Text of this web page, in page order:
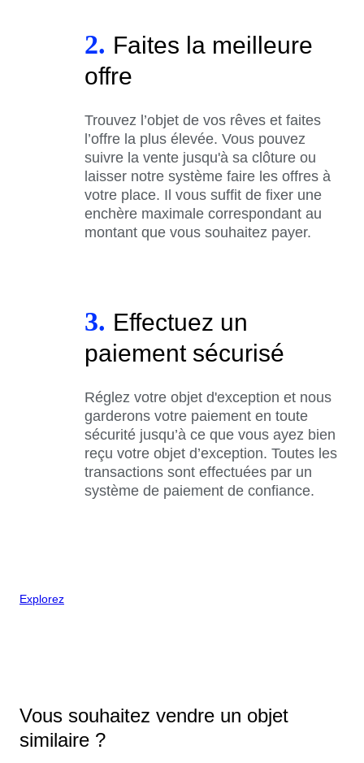
2. Faites la meilleure
offre
Trouvez l’objet de vos rêves et faites
l’offre la plus élevée. Vous pouvez
suivre la vente jusqu'à sa clôture ou
laisser notre système faire les offres à
votre place. Il vous suffit de fixer une
enchère maximale correspondant au
montant que vous souhaitez payer.
3. Effectuez un
paiement sécurisé
Réglez votre objet d'exception et nous
garderons votre paiement en toute
sécurité jusqu’à ce que vous ayez bien
reçu votre objet d’exception. Toutes les
transactions sont effectuées par un
système de paiement de confiance.
Explorez
Vous souhaitez vendre un objet
similaire ?